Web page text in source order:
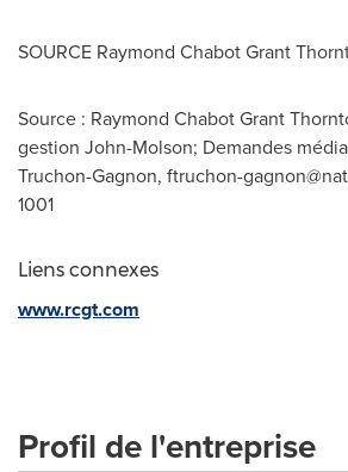
SOURCE Raymond Chabot Grant
Source : Raymond Chabot Grant
gestion John-Molson; Demandes
Truchon-Gagnon, ftruchon-
1001
Liens connexes
www.rcgt.com
Profil de l'entreprise